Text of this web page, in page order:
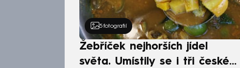
5 fotografií
Žebříček nejhorších jídel
světa. Umístily se i tři české